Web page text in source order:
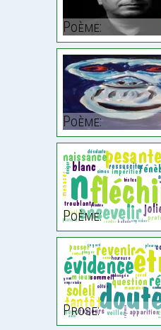
Poème:
Poème:
Poème:
Prose: